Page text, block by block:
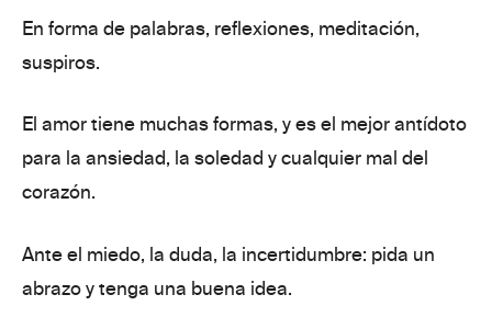
En forma de palabras, reflexiones, meditación,
suspiros.
El amor tiene muchas formas, y es el mejor antídoto
para la ansiedad, la soledad y cualquier mal del
corazón.
Ante el miedo, la duda, la incertidumbre: pida un
abrazo y tenga una buena idea.